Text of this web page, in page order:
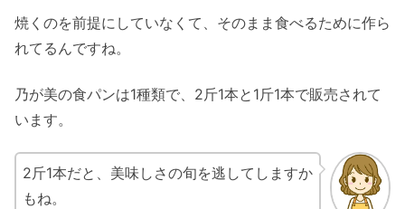
焼くのを前提にしていなくて、そのまま食べるために作ら
れてるんですね。
乃が美の食パンは1種類で、2斤1本と1斤1本で販売されて
います。
2斤1本だと、美味しさの旬を逃してしますか
もね。